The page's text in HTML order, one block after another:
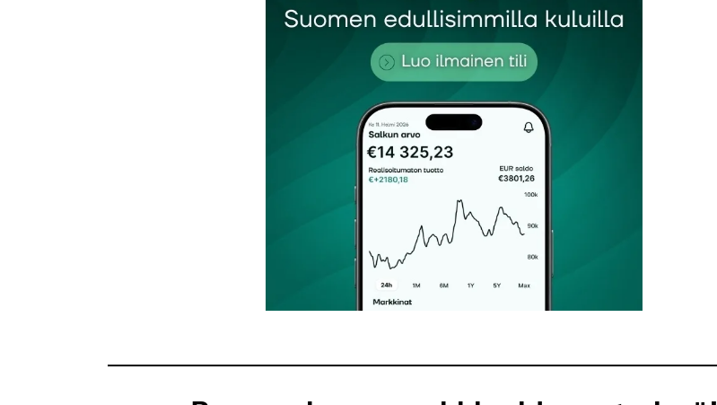
Sähköpostiosoitteesi